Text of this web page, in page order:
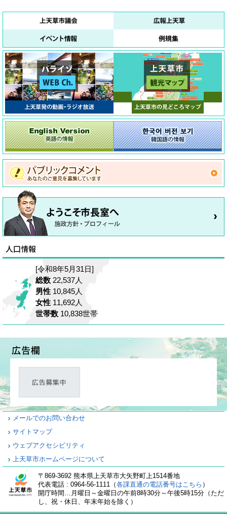
[令和8年5月31日]
総数 22,537人
男性 10,845人
女性 11,692人
世帯数 10,838世帯
メールでのお問い合わせ
サイトマップ
ウェブアクセシビリティ
上天草市ホームページについて
〒869-3692 熊本県上天草市大矢野町上1514番地
代表電話 : 0964-56-1111（各課直通の電話番号はこちら ）
開庁時間…月曜日～金曜日の午前8時30分～午後5時15分（ただ
し、祝・休日、年末年始を除く）